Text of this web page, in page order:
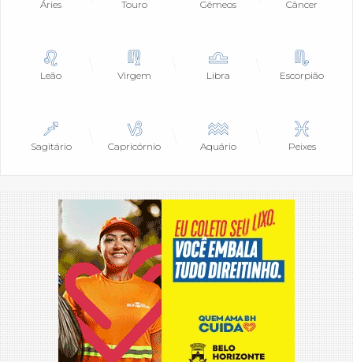
Áries Touro Gêmeos Câncer
Leão Virgem Libra Escorpião
Sagitário Capricórnio Aquário Peixes